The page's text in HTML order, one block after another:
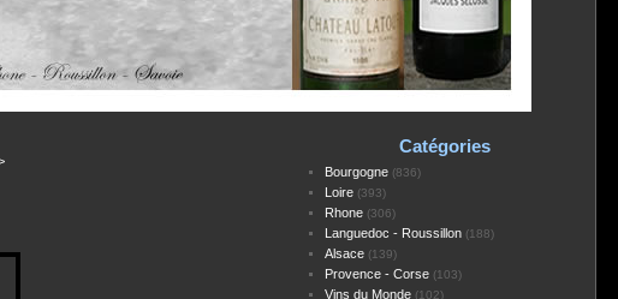
Catégories
Bourgogne(836)
Loire(393)
Rhone(306)
Languedoc - Roussillon(188)
Alsace(139)
Provence - Corse(103)
Vins du Monde(102)